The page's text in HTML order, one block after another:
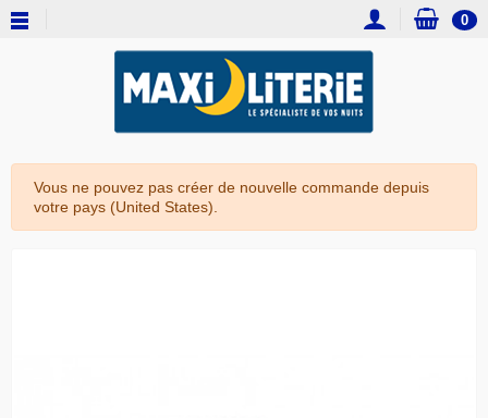
0
Vous ne pouvez pas créer de nouvelle commande depuis
votre pays (United States).